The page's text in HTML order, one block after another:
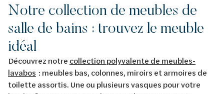
Notre collection de meubles de
salle de bains : trouvez le meuble
idéal
Découvrez notre collection polyvalente de meubles-
lavabos : meubles bas, colonnes, miroirs et armoires de
toilette assortis. Une ou plusieurs vasques pour votre